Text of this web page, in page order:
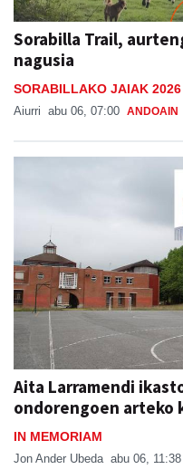
Sorabilla Trail,
nagusia
SORABILLAKO JAIAK 2026
Aiurri abu 06, 07:00 ANDOAIN
Aita Larramendi
ondorengoen arteko
IN MEMORIAM
Jon Ander Ubeda abu 06, 11:38